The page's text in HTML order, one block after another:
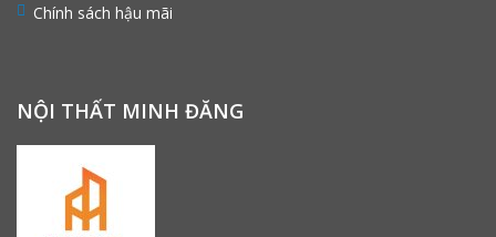
Chính sách hậu mãi
NỘI THẤT MINH ĐĂNG